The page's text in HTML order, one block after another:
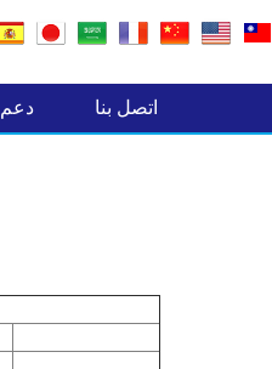
دعم اتصل بنا